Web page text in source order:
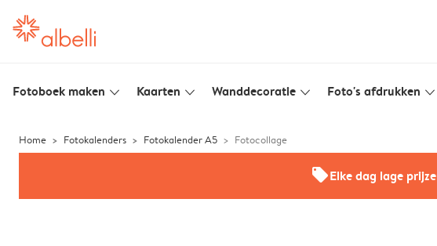
Fotoboek maken slim_arrow_down Kaarten slim_arrow_down Wanddecoratie slim_arrow_down Foto's afdrukken slim_arrow_down
Home Fotokalenders Fotokalender A5 Fotocollage
offersElke dag lage